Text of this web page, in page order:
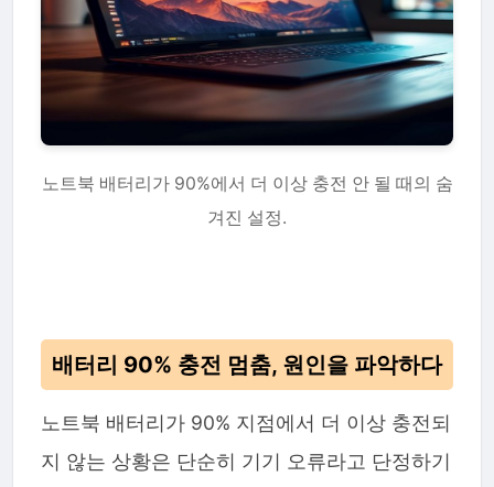
노트북 배터리가 90%에서 더 이상 충전 안 될 때의 숨
겨진 설정.
배터리 90% 충전 멈춤, 원인을 파악하다
노트북 배터리가 90% 지점에서 더 이상 충전되
지 않는 상황은 단순히 기기 오류라고 단정하기